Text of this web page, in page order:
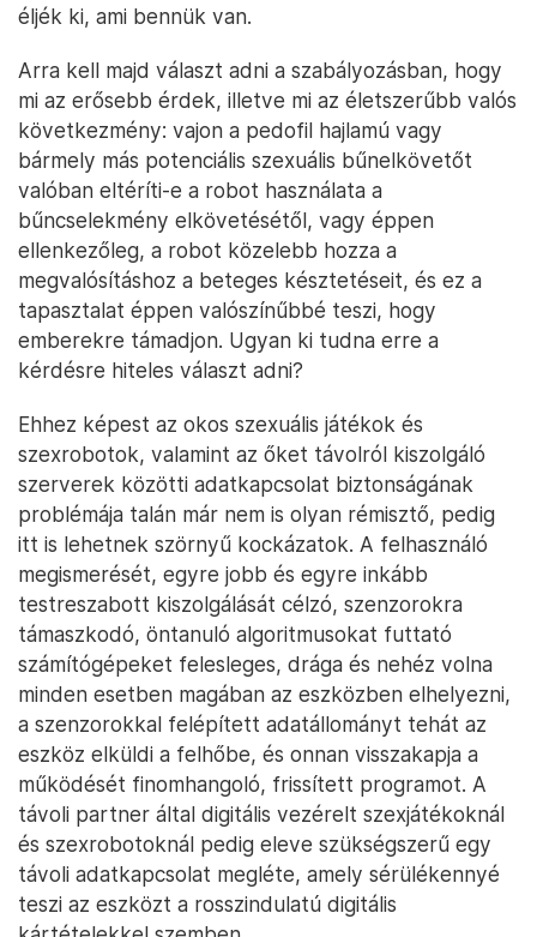
éljék ki, ami bennük van.
Arra kell majd választ adni a szabályozásban, hogy
mi az erősebb érdek, illetve mi az életszerűbb valós
következmény: vajon a pedofil hajlamú vagy
bármely más potenciális szexuális bűnelkövetőt
valóban eltéríti-e a robot használata a
bűncselekmény elkövetésétől, vagy éppen
ellenkezőleg, a robot közelebb hozza a
megvalósításhoz a beteges késztetéseit, és ez a
tapasztalat éppen valószínűbbé teszi, hogy
emberekre támadjon. Ugyan ki tudna erre a
kérdésre hiteles választ adni?
Ehhez képest az okos szexuális játékok és
szexrobotok, valamint az őket távolról kiszolgáló
szerverek közötti adatkapcsolat biztonságának
problémája talán már nem is olyan rémisztő, pedig
itt is lehetnek szörnyű kockázatok. A felhasználó
megismerését, egyre jobb és egyre inkább
testreszabott kiszolgálását célzó, szenzorokra
támaszkodó, öntanuló algoritmusokat futtató
számítógépeket felesleges, drága és nehéz volna
minden esetben magában az eszközben elhelyezni,
a szenzorokkal felépített adatállományt tehát az
eszköz elküldi a felhőbe, és onnan visszakapja a
működését finomhangoló, frissített programot. A
távoli partner által digitális vezérelt szexjátékoknál
és szexrobotoknál pedig eleve szükségszerű egy
távoli adatkapcsolat megléte, amely sérülékennyé
teszi az eszközt a rosszindulatú digitális